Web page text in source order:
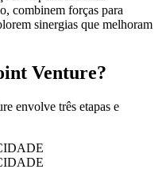
combinem forças para
sinergias que melhoram
Venture?
envolve três etapas e